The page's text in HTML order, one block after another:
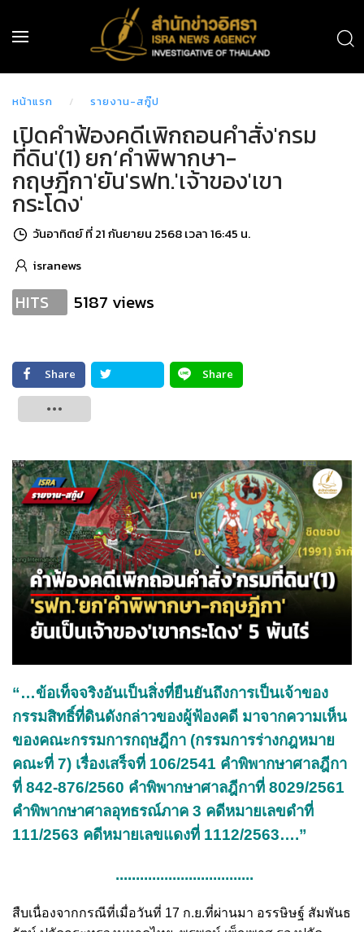
หน้าแรก รายงาน-สกู๊ป
เปิดคำฟ้องคดีเพิกถอนคำสั่ง'กรม
ที่ดิน'(1) ยก‘คำพิพากษา-
กฤษฎีกา'ยัน'รฟท.'เจ้าของ'เขา
กระโดง'
วันอาทิตย์ ที่ 21 กันยายน 2568 เวลา 16:45 น.
isranews
HITS 5187 views
Share
Share
“…ข้อเท็จจริงอันเป็นสิ่งที่ยืนยันถึงการเป็นเจ้าของ
กรรมสิทธิ์ที่ดินดังกล่าวของผู้ฟ้องคดี มาจากความเห็น
ของคณะกรรมการกฤษฎีกา (กรรมการร่างกฎหมาย
คณะที่ 7) เรื่องเสร็จที่ 106/2541 คำพิพากษาศาลฎีกา
ที่ 842-876/2560 คำพิพากษาศาลฎีกาที่ 8029/2561
คำพิพากษาศาลอุทธรณ์ภาค 3 คดีหมายเลขดำที่
111/2563 คดีหมายเลขแดงที่ 1112/2563….”
..................................
สืบเนื่องจากกรณีที่เมื่อวันที่ 17 ก.ย.ที่ผ่านมา อรรษิษฐ์ สัมพันธ